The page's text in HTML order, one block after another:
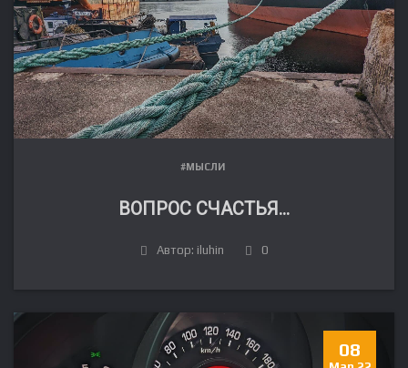
#МЫСЛИ
ВОПРОС СЧАСТЬЯ…
Автор: iluhin 0
08